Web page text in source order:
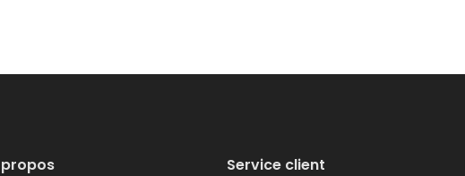
Service client